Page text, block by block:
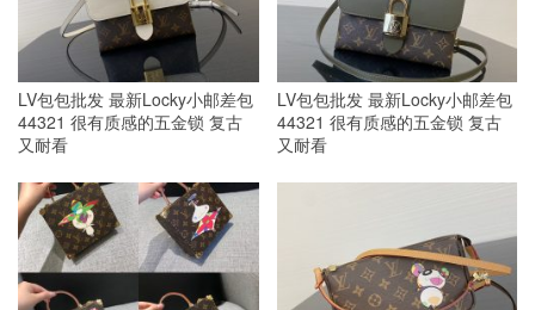
LV包包批发 最新Locky小邮差包
44321 很有质感的五金锁 复古
又耐看
LV包包批发 最新Locky小邮差包
44321 很有质感的五金锁 复古
又耐看